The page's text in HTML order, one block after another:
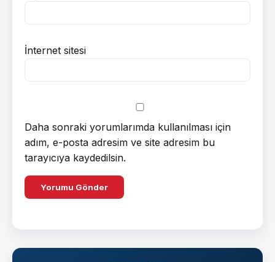
İnternet sitesi
Daha sonraki yorumlarımda kullanılması için
adım, e-posta adresim ve site adresim bu
tarayıcıya kaydedilsin.